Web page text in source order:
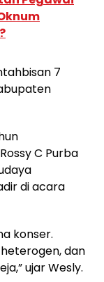
7
C Purba
di acara
konser.
dan
ujar Wesly.